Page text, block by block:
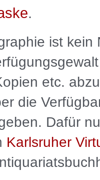
.
ist kein
etc.
die
Dafür
Karlsruher